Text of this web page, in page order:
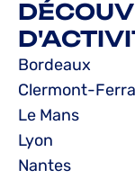
Bordeaux
Clermont-
Le Mans
Lyon
Nantes